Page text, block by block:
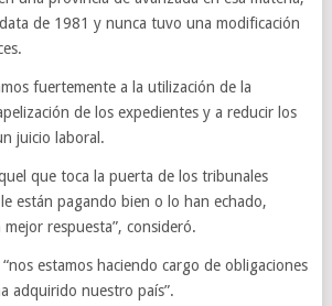
de 1981 y nunca tuvo una modificación
fuertemente a la utilización de la
de los expedientes y a reducir los
juicio laboral.
que toca la puerta de los tribunales
están pagando bien o lo han echado,
respuesta”, consideró.
estamos haciendo cargo de obligaciones
adquirido nuestro país”.